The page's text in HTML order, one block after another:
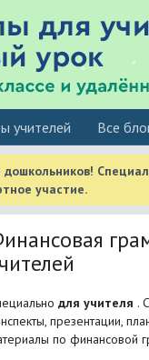
учителей Все
участие.
для учителя .
презентации,
по финансовой